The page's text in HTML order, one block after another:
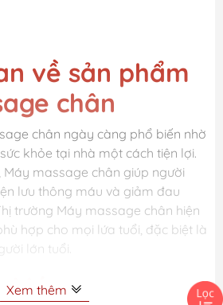
về sản phẩm
chân
chân ngày càng phổ biến nhờ
khỏe tại nhà một cách tiện lợi.
massage chân giúp người
lưu thông máu và giảm đau
trường Máy massage chân hiện
hợp cho mọi lứa tuổi, đặc biệt là
lớn tuổi.
Máy massage
Xem thêm